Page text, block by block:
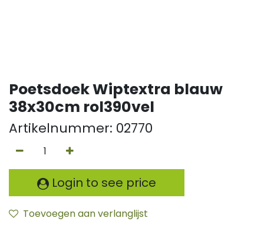
Poetsdoek Wiptextra blauw
38x30cm rol390vel
Artikelnummer: 02770
Login to see price
Toevoegen aan verlanglijst